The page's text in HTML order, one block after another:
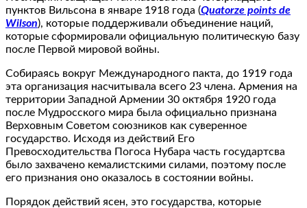
пунктов Вильсона в январе 1918 года (Quatorze points de
Wilson), которые поддерживали объединение наций,
которые сформировали официальную политическую базу
после Первой мировой войны.
Собираясь вокруг Международного пакта, до 1919 года
эта организация насчитывала всего 23 члена. Армения на
территории Западной Армении 30 октября 1920 года
после Мудросского мира была официально признана
Верховным Советом союзников как суверенное
государство. Исходя из действий Его
Превосходительства Погоса Нубара часть государтсва
было захвачено кемалистскими силами, поэтому после
его признания оно оказалось в состоянии войны.
Порядок действий ясен, это государства, которые